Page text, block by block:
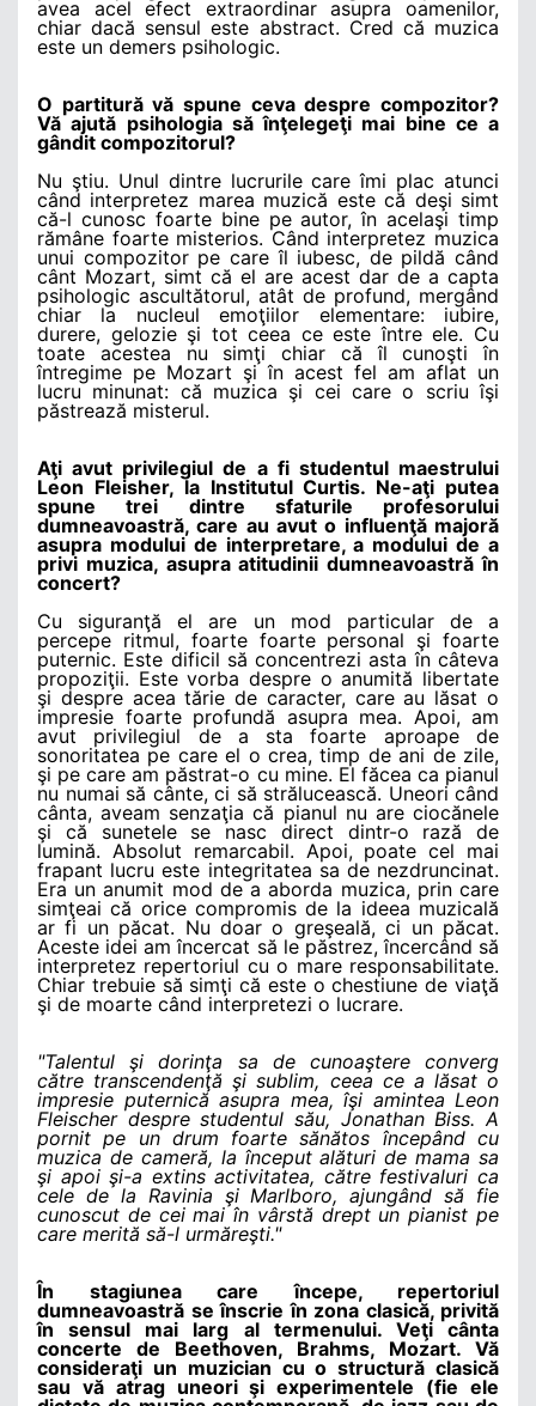
avea acel efect extraordinar asupra oamenilor,
chiar dacă sensul este abstract. Cred că muzica
este un demers psihologic.
O partitură vă spune ceva despre compozitor?
Vă ajută psihologia să înţelegeţi mai bine ce a
gândit compozitorul?
Nu ştiu. Unul dintre lucrurile care îmi plac atunci
când interpretez marea muzică este că deşi simt
că-l cunosc foarte bine pe autor, în acelaşi timp
rămâne foarte misterios. Când interpretez muzica
unui compozitor pe care îl iubesc, de pildă când
cânt Mozart, simt că el are acest dar de a capta
psihologic ascultătorul, atât de profund, mergând
chiar la nucleul emoţiilor elementare: iubire,
durere, gelozie şi tot ceea ce este între ele. Cu
toate acestea nu simţi chiar că îl cunoşti în
întregime pe Mozart şi în acest fel am aflat un
lucru minunat: că muzica şi cei care o scriu îşi
păstrează misterul.
Aţi avut privilegiul de a fi studentul maestrului
Leon Fleisher, la Institutul Curtis. Ne-aţi putea
spune trei dintre sfaturile profesorului
dumneavoastră, care au avut o influenţă majoră
asupra modului de interpretare, a modului de a
privi muzica, asupra atitudinii dumneavoastră în
concert?
Cu siguranţă el are un mod particular de a
percepe ritmul, foarte foarte personal şi foarte
puternic. Este dificil să concentrezi asta în câteva
propoziţii. Este vorba despre o anumită libertate
şi despre acea tărie de caracter, care au lăsat o
impresie foarte profundă asupra mea. Apoi, am
avut privilegiul de a sta foarte aproape de
sonoritatea pe care el o crea, timp de ani de zile,
şi pe care am păstrat-o cu mine. El făcea ca pianul
nu numai să cânte, ci să strălucească. Uneori când
cânta, aveam senzaţia că pianul nu are ciocănele
şi că sunetele se nasc direct dintr-o rază de
lumină. Absolut remarcabil. Apoi, poate cel mai
frapant lucru este integritatea sa de nezdruncinat.
Era un anumit mod de a aborda muzica, prin care
simţeai că orice compromis de la ideea muzicală
ar fi un păcat. Nu doar o greşeală, ci un păcat.
Aceste idei am încercat să le păstrez, încercând să
interpretez repertoriul cu o mare responsabilitate.
Chiar trebuie să simţi că este o chestiune de viaţă
şi de moarte când interpretezi o lucrare.
"Talentul şi dorinţa sa de cunoaştere converg
către transcendenţă şi sublim, ceea ce a lăsat o
impresie puternică asupra mea, îşi amintea Leon
Fleischer despre studentul său, Jonathan Biss. A
pornit pe un drum foarte sănătos începând cu
muzica de cameră, la început alături de mama sa
şi apoi şi-a extins activitatea, către festivaluri ca
cele de la Ravinia şi Marlboro, ajungând să fie
cunoscut de cei mai în vârstă drept un pianist pe
care merită să-l urmăreşti."
În stagiunea care începe, repertoriul
dumneavoastră se înscrie în zona clasică, privită
în sensul mai larg al termenului. Veţi cânta
concerte de Beethoven, Brahms, Mozart. Vă
consideraţi un muzician cu o structură clasică
sau vă atrag uneori şi experimentele (fie ele